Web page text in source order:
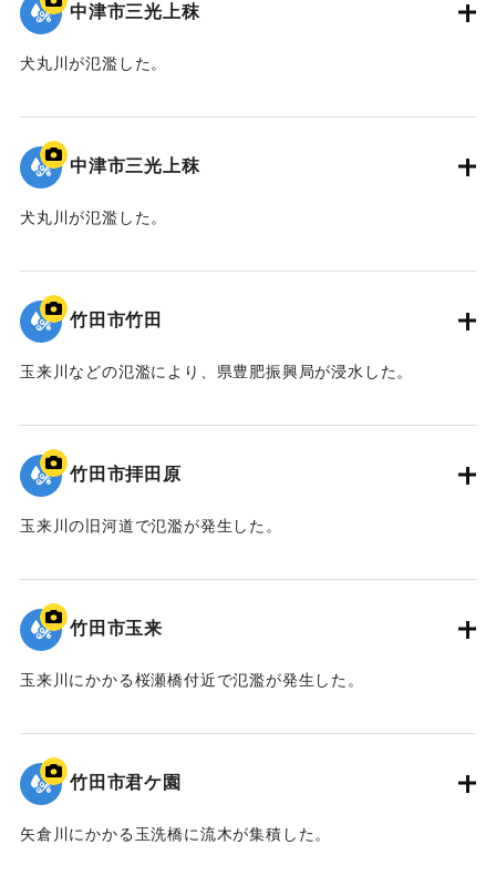
中津市三光上秣
犬丸川が氾濫した。
｜固有コード:09922056
中津市三光上秣
犬丸川が氾濫した。
｜固有コード:09922055
竹田市竹田
玉来川などの氾濫により、県豊肥振興局が浸水した。
｜固有コード:09922054
竹田市拝田原
玉来川の旧河道で氾濫が発生した。
｜固有コード:09922053
竹田市玉来
玉来川にかかる桜瀬橋付近で氾濫が発生した。
｜固有コード:09922052
竹田市君ケ園
矢倉川にかかる玉洗橋に流木が集積した。